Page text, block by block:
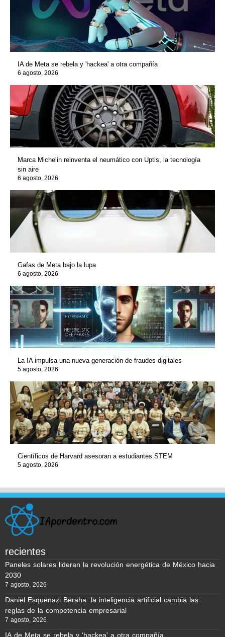
IA de Meta se rebela y 'hackea' a otra compañía
6 agosto, 2026
Marca Michelin reinventa el neumático con Uptis, la tecnología
sin aire
6 agosto, 2026
Gafas de Meta bajo la lupa
6 agosto, 2026
La IA impulsa una nueva generación de fraudes digitales
5 agosto, 2026
Científicos de Harvard asesoran a estudiantes STEM
5 agosto, 2026
recientes
Paneles solares lideran la revolución energética de México hacia
2030
7 agosto, 2026
Daniel Esquenazi Beraha: la inteligencia artificial cambia las
reglas de la competencia empresarial
7 agosto, 2026